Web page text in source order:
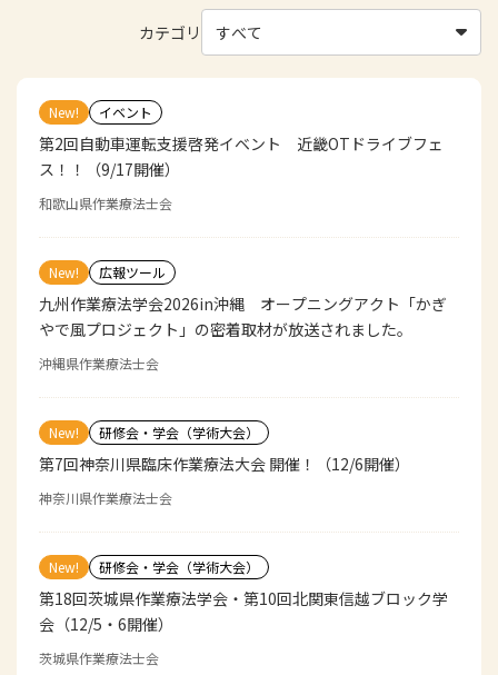
カテゴリ すべて
New! イベント
第2回自動車運転支援啓発イベント 近畿OTドライブフェ
ス！！（9/17開催）
和歌山県作業療法士会
New! 広報ツール
九州作業療法学会2026in沖縄 オープニングアクト「かぎ
やで風プロジェクト」の密着取材が放送されました。
沖縄県作業療法士会
New! 研修会・学会（学術大会）
第7回神奈川県臨床作業療法大会 開催！（12/6開催）
神奈川県作業療法士会
New! 研修会・学会（学術大会）
第18回茨城県作業療法学会・第10回北関東信越ブロック学
会（12/5・6開催）
茨城県作業療法士会